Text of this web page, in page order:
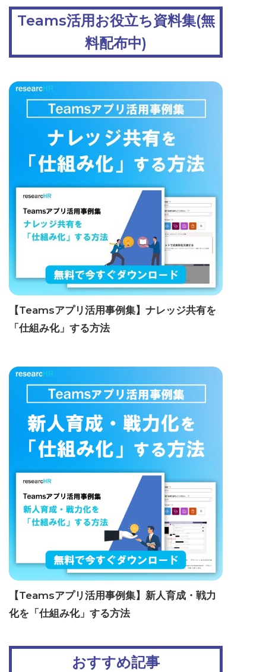
Teams活用お役立ち資料集(無
料配布中)
【Teamsアプリ活用事例集】ナレッジ共有を
「仕組み化」する方法
【Teamsアプリ活用事例集】新人育成・戦力
化を「仕組み化」する方法
おすすめ記事